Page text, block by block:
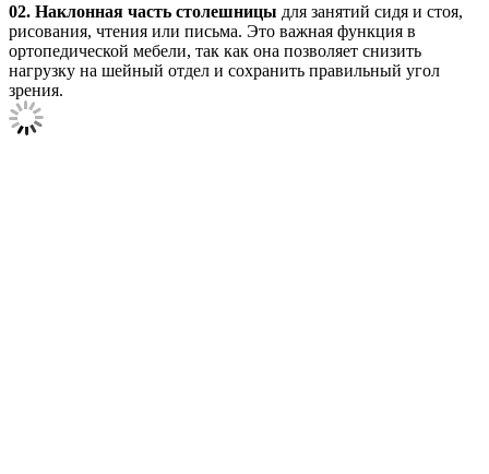
02. Наклонная часть столешницы для занятий сидя и стоя,
рисования, чтения или письма. Это важная функция в
ортопедической мебели, так как она позволяет снизить
нагрузку на шейный отдел и сохранить правильный угол
зрения.